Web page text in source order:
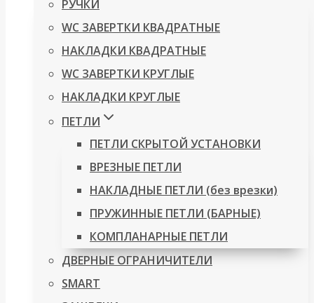
РУЧКИ
WC ЗАВЕРТКИ КВАДРАТНЫЕ
НАКЛАДКИ КВАДРАТНЫЕ
WC ЗАВЕРТКИ КРУГЛЫЕ
НАКЛАДКИ КРУГЛЫЕ
ПЕТЛИ
ПЕТЛИ СКРЫТОЙ УСТАНОВКИ
ВРЕЗНЫЕ ПЕТЛИ
НАКЛАДНЫЕ ПЕТЛИ (без врезки)
ПРУЖИННЫЕ ПЕТЛИ (БАРНЫЕ)
КОМПЛАНАРНЫЕ ПЕТЛИ
ДВЕРНЫЕ ОГРАНИЧИТЕЛИ
SMART